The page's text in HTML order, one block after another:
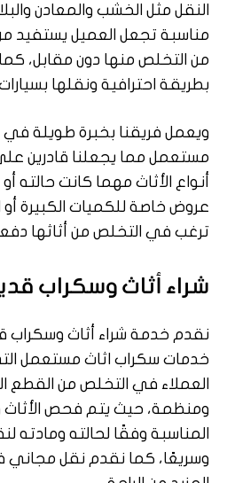
النقل مثل الخشب والمعادن
مناسبة تجعل العميل يستفيد
من التخلص منها دون مقابل،
بطريقة احترافية ونقلها
ويعمل فريقنا بخبرة طويلة
مستعمل مما يجعلنا قادرين
أنواع الأثاث مهما كانت
عروض خاصة للكميات الكبيرة أو
ترغب في التخلص من أثاثها
شراء أثاث وسكراب
نقدم خدمة شراء أثاث وسكراب
خدمات سكراب اثاث مستعمل
العملاء في التخلص من القطع
ومنظمة، حيث يتم فحص الأثاث
المناسبة وفقًا لحالته ومادته
وسريعًا، كما نقدم نقل مجاني